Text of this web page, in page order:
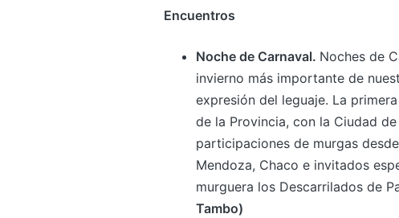
Encuentros
Noche de Carnaval. Noches de
invierno más importante de
expresión del leguaje. La
de la Provincia, con la Ciudad
participaciones de murgas
Mendoza, Chaco e invitados
murguera los Descarrilados de
Tambo)